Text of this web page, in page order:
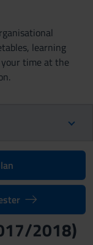
learning
time at the
2018)